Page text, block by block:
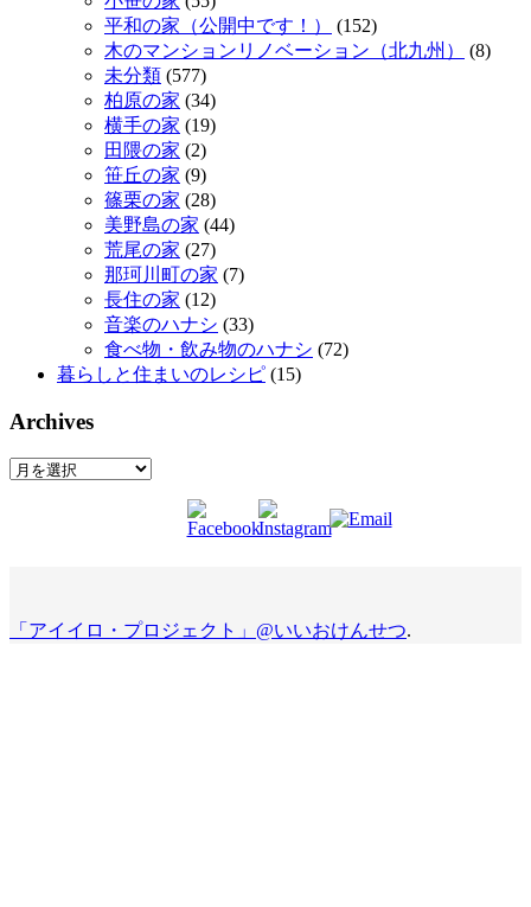
平和の家（公開中です！）
(152)
木のマンションリノベーション（北九州）
(8)
未分類 (577)
柏原の家 (34)
横手の家 (19)
田隈の家 (2)
笹丘の家 (9)
篠栗の家 (28)
美野島の家 (44)
荒尾の家 (27)
那珂川町の家 (7)
長住の家 (12)
音楽のハナシ (33)
食べ物・飲み物のハナシ (72)
暮らしと住まいのレシピ (15)
Archives
Archives
「アイイロ・プロジェクト」@いいおけんせつ.